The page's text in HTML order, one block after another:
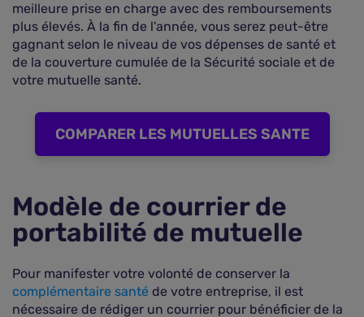
meilleure prise en charge avec des remboursements
plus élevés. À la fin de l'année, vous serez peut-être
gagnant selon le niveau de vos dépenses de santé et
de la couverture cumulée de la Sécurité sociale et de
votre mutuelle santé.
COMPARER LES MUTUELLES SANTE
Modèle de courrier de
portabilité de mutuelle
Pour manifester votre volonté de conserver la
complémentaire santé de votre entreprise, il est
nécessaire de rédiger un courrier pour bénéficier de la